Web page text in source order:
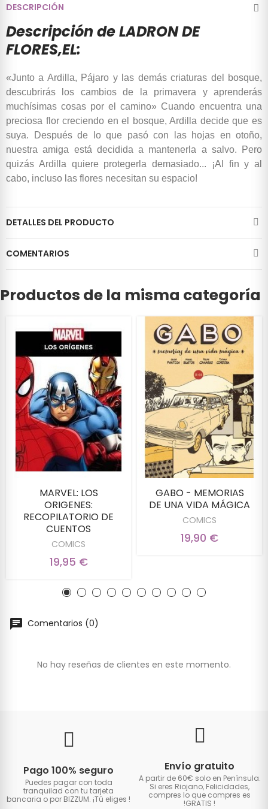
DESCRIPCIÓN
Descripción de LADRON DE
FLORES,EL:
«Junto a Ardilla, Pájaro y las demás criaturas del bosque,
descubrirás los cambios de la primavera y aprenderás
muchísimas cosas por el camino» Cuando encuentra una
preciosa flor creciendo en el bosque, Ardilla decide que es
suya. Después de lo que pasó con las hojas en otoño,
nuestra amiga está decidida a mantenerla a salvo. Pero
quizás Ardilla quiere protegerla demasiado... ¡Al fin y al
cabo, incluso las flores necesitan su espacio!
DETALLES DEL PRODUCTO
COMENTARIOS
Productos de la misma categoría
MARVEL: LOS
ORIGENES:
RECOPILATORIO DE
CUENTOS
COMICS
19,95 €
GABO - MEMORIAS
DE UNA VIDA MÁGICA
COMICS
19,90 €
Comentarios (0)
No hay reseñas de clientes en este momento.
Pago 100% seguro
Puedes pagar con toda
tranquilad con tu tarjeta
bancaria o por BIZZUM. ¡Tú eliges !
Envío gratuito
A partir de 60€ solo en Península.
Si eres Riojano, Felicidades,
compres lo que compres es
!GRATIS !